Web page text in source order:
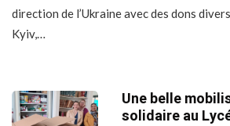
direction de l’Ukraine avec des dons
Kyiv,…
Une belle
solidaire au